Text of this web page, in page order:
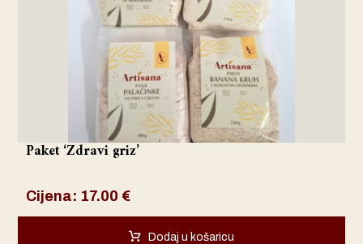
Paket ‘Zdravi griz’
Cijena: 17.00 €
Dodaj u košaricu